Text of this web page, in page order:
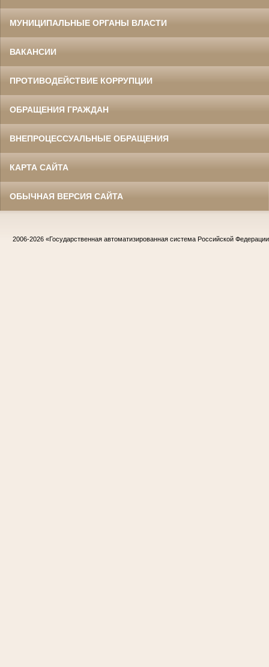
МУНИЦИПАЛЬНЫЕ ОРГАНЫ ВЛАСТИ
ВАКАНСИИ
ПРОТИВОДЕЙСТВИЕ КОРРУПЦИИ
ОБРАЩЕНИЯ ГРАЖДАН
ВНЕПРОЦЕССУАЛЬНЫЕ ОБРАЩЕНИЯ
КАРТА САЙТА
ОБЫЧНАЯ ВЕРСИЯ САЙТА
2006-2026 «Государственная автоматизированная система Российской